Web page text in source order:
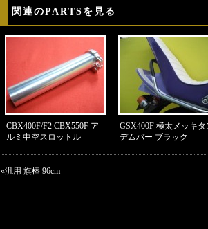
関連のPARTSを見る
CBX400F/F2 CBX550F ア
ルミ中空スロットル
GSX400F 極太メッキタ
デムバー ブラック
«汎用 旗棒 96cm